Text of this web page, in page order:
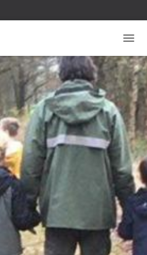
O
G
G
L
N
A
V
I
G
A
T
I
E